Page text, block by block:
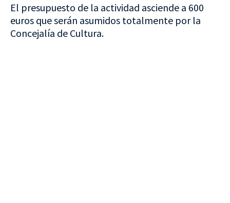
El presupuesto de la actividad asciende a 600
euros que serán asumidos totalmente por la
Concejalía de Cultura.